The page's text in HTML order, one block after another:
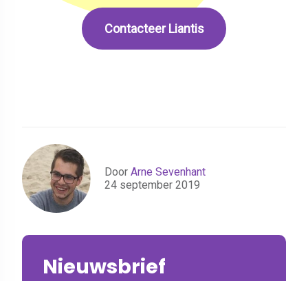
Contacteer Liantis
Door Arne Sevenhant
24 september 2019
Nieuwsbrief